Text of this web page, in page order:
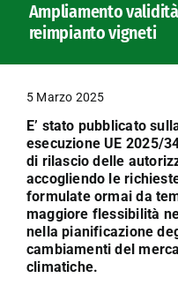
News
L’Agricoltore cuneese
Fotogallery
Lavora con noi
Contatti
Ampliamento
reimpianto vigneti
5 Marzo 2025
E’ stato pubblicato
esecuzione UE 2025/
di rilascio delle
accogliendo le
formulate ormai da
maggiore flessibilità
nella pianificazione
cambiamenti del
climatiche.